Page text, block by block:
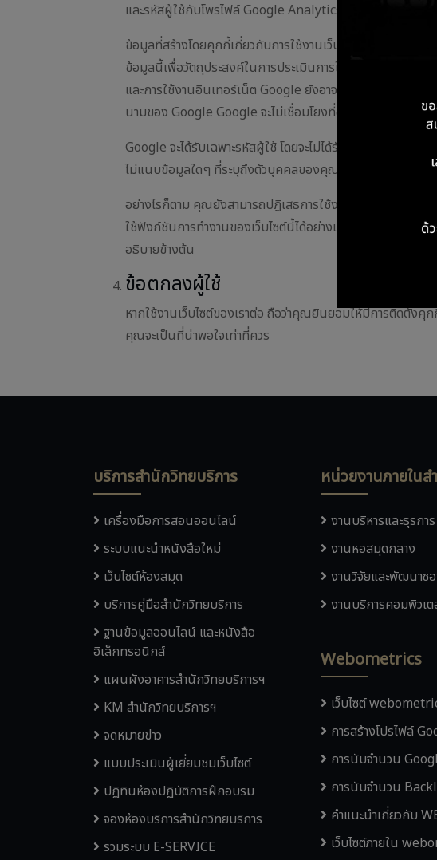
และรหัสผู้ใช้กับโพรไฟล์ Google Analytics ติดตามกิจกรร
ข้อมูลที่สร้างโดยคุกกี้เกี่ยวกับการใช้งานเว็บไซต์ของคุณ (รวม
ข้อมูลนี้เพื่อวัตถุประสงค์ในการประเมินการใช้งานเว็บไซต์ของ
และการใช้งานอินเทอร์เน็ต Google ยังอาจส่งผ่านข้อมูลนี้
นามของ Google Google จะไม่เชื่อมโยงที่อยู่ IP กับข้อมูลอื่น
Google จะได้รับเฉพาะรหัสผู้ใช้ โดยจะไม่ได้รับข้อมูลที่มีอยู่ใน
ไม่แนบข้อมูลใดๆ ที่ระบุถึงตัวบุคคลของคุณกับโปรไฟล์ที่เชื่อม
อย่างไรก็ตาม คุณยังสามารถปฏิเสธการใช้งานคุกกี้ได้ด้วยการ
ใช้ฟังก์ชันการทำงานของเว็บไซต์นี้ได้อย่างเต็มรูปแบบ เมื่อใ
อธิบายข้างต้น
ข้อตกลงผู้ใช้
หากใช้งานเว็บไซต์ของเราต่อ ถือว่าคุณยินยอมให้มีการติดตั้ง
คุณจะเป็นที่น่าพอใจเท่าที่ควร
บริการสำนักวิทยบริการ
เครื่องมือการสอนออนไลน์
ระบบแนะนำหนังสือใหม่
เว็บไซต์ห้องสมุด
บริการคู่มือสำนักวิทยบริการ
ฐานข้อมูลออนไลน์ และหนังสือ
อิเล็กทรอนิกส์
แผนผังอาคารสำนักวิทยบริการฯ
KM สำนักวิทยบริการฯ
จดหมายข่าว
แบบประเมินผู้เยี่ยมชมเว็บไซต์
ปฏิทินห้องปฏิบัติการฝึกอบรม
จองห้องบริการสำนักวิทยบริการ
รวมระบบ E-SERVICE
หน่วยงานภายในส
งานบริหารและธุรการ
งานหอสมุดกลาง
งานวิจัยและพัฒนาซ
งานบริการคอมพิวเต
Webometrics
เว็บไซต์
การสร้างโปรไฟล์
การนับจำนวน
การนับจำนวน
คำแนะนำเกี่ยวกับ
เว็บไซต์ภายใน